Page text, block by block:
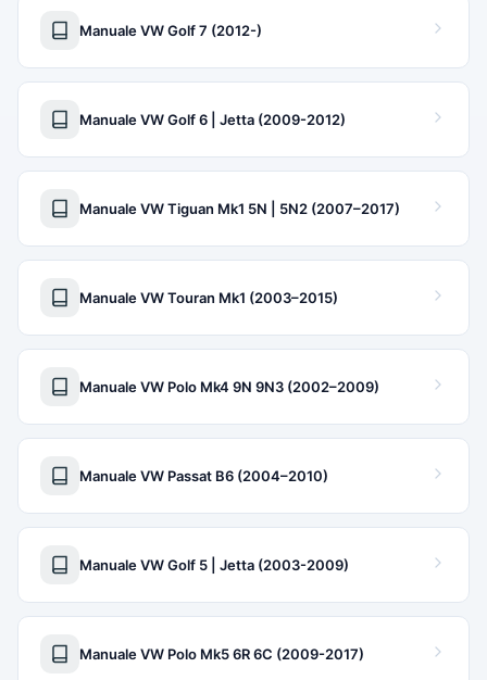
Manuale VW Golf 7 (2012-)
Manuale VW Golf 6 | Jetta (2009-2012)
Manuale VW Tiguan Mk1 5N | 5N2 (2007–2017)
Manuale VW Touran Mk1 (2003–2015)
Manuale VW Polo Mk4 9N 9N3 (2002–2009)
Manuale VW Passat B6 (2004–2010)
Manuale VW Golf 5 | Jetta (2003-2009)
Manuale VW Polo Mk5 6R 6C (2009-2017)